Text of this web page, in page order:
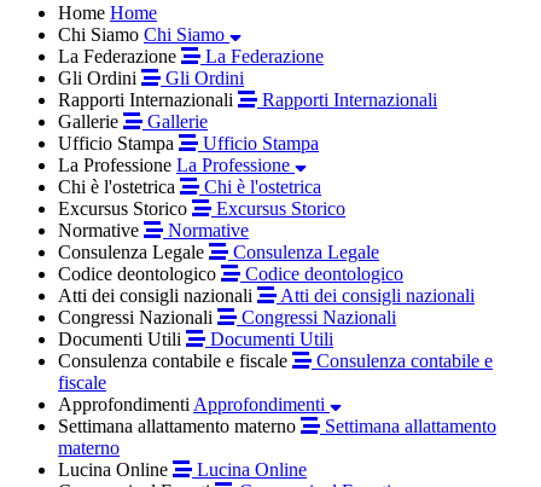
Home Home
Chi Siamo Chi Siamo
La Federazione
La Federazione
Gli Ordini
Gli Ordini
Rapporti Internazionali
Rapporti Internazionali
Gallerie
Gallerie
Ufficio Stampa
Ufficio Stampa
La Professione La Professione
Chi è l'ostetrica
Chi è l'ostetrica
Excursus Storico
Excursus Storico
Normative
Normative
Consulenza Legale
Consulenza Legale
Codice deontologico
Codice deontologico
Atti dei consigli nazionali
Atti dei consigli nazionali
Congressi Nazionali
Congressi Nazionali
Documenti Utili
Documenti Utili
Consulenza contabile e fiscale
Consulenza contabile e
fiscale
Approfondimenti Approfondimenti
Settimana allattamento materno
Settimana allattamento
materno
Lucina Online
Lucina Online